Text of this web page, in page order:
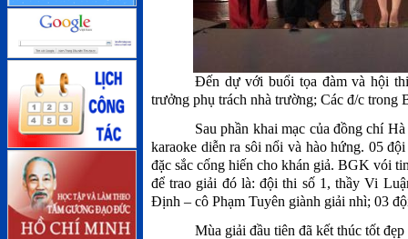
Đến dự với buổi tọa đàm và hội
trưởng phụ trách nhà trường; Các đ/c
Sau phần khai mạc của đồng chí
karaoke diễn ra sôi nổi và hào hứng. 05
đặc sắc cống hiến cho khán giả. BGK vói
để trao giải đó là: đội thi số 1, thầy Vi
Định – cô Phạm Tuyên giành giải nhì; 03
Mùa giải đầu tiên đã kết thúc tốt